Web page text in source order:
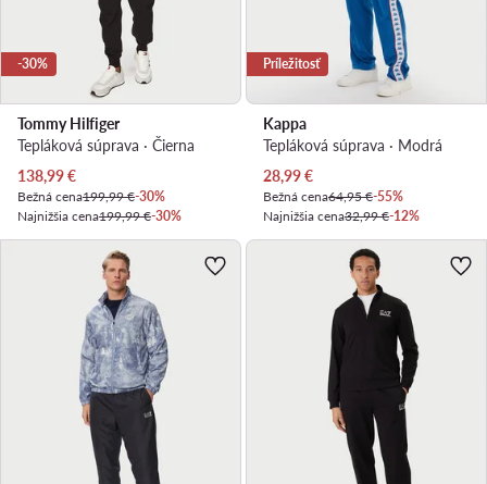
-30%
Tommy Hilfiger
Tepláková súprava · Čierna
Aktuálna cena
138,99€
Bežná cena199,99 €-30%
Najnižšia cena199,99 €-30%
Príležitosť
Kappa
Tepláková súprava · Modrá
Aktuálna cena
28,99€
Bežná cena64,95 €-55%
Najnižšia cena32,99 €-12%